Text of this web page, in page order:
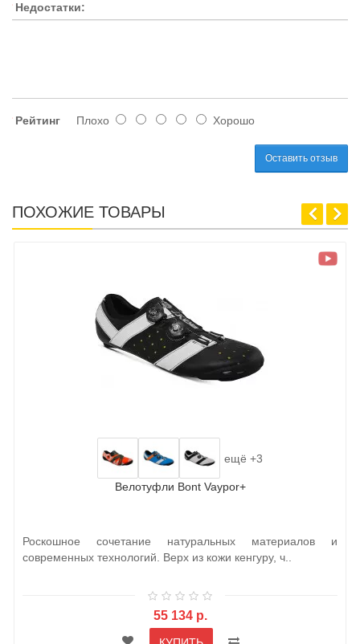
Недостатки:
Рейтинг Плохо Хорошо
Оставить отзыв
ПОХОЖИЕ ТОВАРЫ
ещё +3
Велотуфли Bont Vaypor+
Роскошное сочетание натуральных материалов и
современных технологий. Верх из кожи кенгуру, ч..
55 134 р.